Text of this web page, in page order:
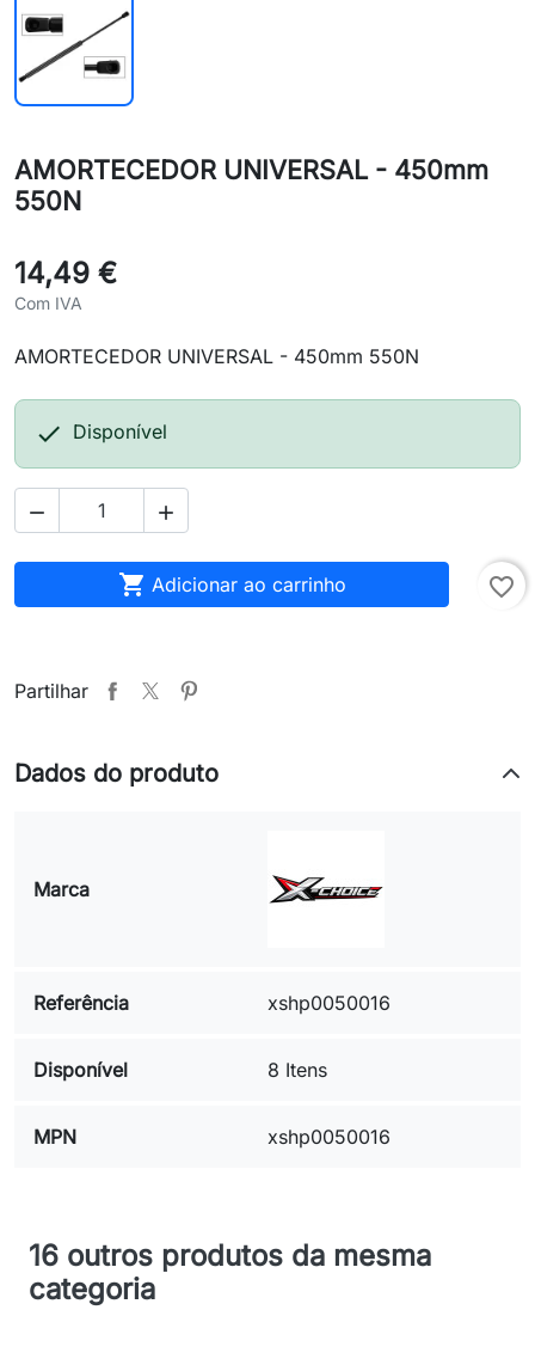
AMORTECEDOR UNIVERSAL - 450mm
550N
14,49 €
Com IVA
AMORTECEDOR UNIVERSAL - 450mm 550N
 Disponível
 
 Adicionar ao carrinho favorite_border
Partilhar
Dados do produto
Marca
Referência xshp0050016
Disponível 8 Itens
MPN xshp0050016
16 outros produtos da mesma
categoria